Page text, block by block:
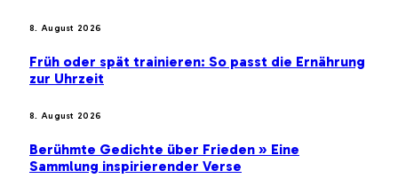
8. August 2026
Früh oder spät trainieren: So passt die Ernährung
zur Uhrzeit
8. August 2026
Berühmte Gedichte über Frieden » Eine
Sammlung inspirierender Verse